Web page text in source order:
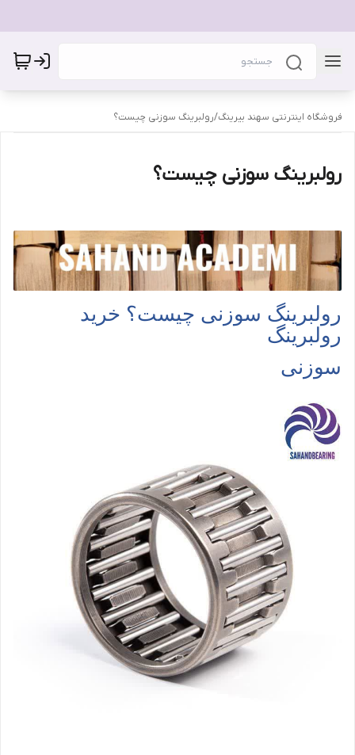
فروشگاه اینترنتی سهند بیرینگ/رولبرینگ سوزنی چیست؟
رولبرینگ سوزنی چیست؟
رولبرینگ سوزنی چیست؟ خرید
رولبرینگ
سوزنی